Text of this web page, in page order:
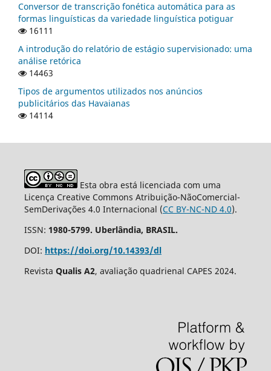
Conversor de transcrição fonética automática para as
formas linguísticas da variedade linguística potiguar
16111
A introdução do relatório de estágio supervisionado: uma
análise retórica
14463
Tipos de argumentos utilizados nos anúncios
publicitários das Havaianas
14114
Esta obra está licenciada com uma
Licença Creative Commons Atribuição-NãoComercial-
SemDerivações 4.0 Internacional (CC BY-NC-ND 4.0).
ISSN: 1980-5799. Uberlândia, BRASIL.
DOI: https://doi.org/10.14393/dl
Revista Qualis A2, avaliação quadrienal CAPES 2024.